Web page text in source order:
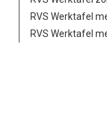
RVS Werktafel
RVS Werktafel